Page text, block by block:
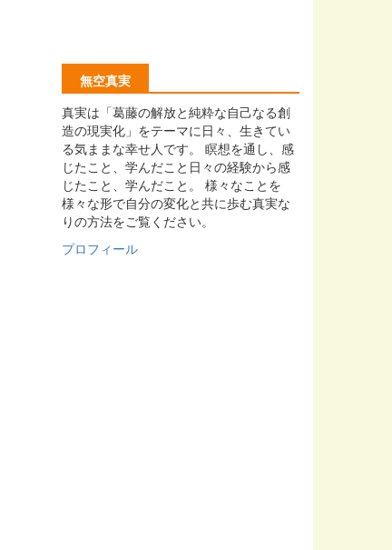
無空真実
真実は「葛藤の解放と純粋な自己なる創
造の現実化」をテーマに日々、生きてい
る気ままな幸せ人です。 瞑想を通し、感
じたこと、学んだこと日々の経験から感
じたこと、学んだこと。 様々なことを
様々な形で自分の変化と共に歩む真実な
りの方法をご覧ください。
プロフィール